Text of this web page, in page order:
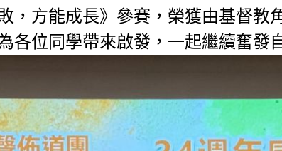
，方能成長》參賽，榮獲由基督教
各位同學帶來啟發，一起繼續奮發